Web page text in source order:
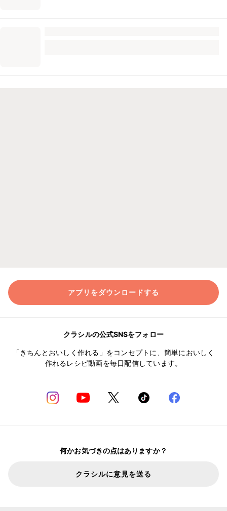
アプリをダウンロードする
クラシルの公式SNSをフォロー
「きちんとおいしく作れる」をコンセプトに、簡単においしく
作れるレシピ動画を毎日配信しています。
何かお気づきの点はありますか？
クラシルに意見を送る